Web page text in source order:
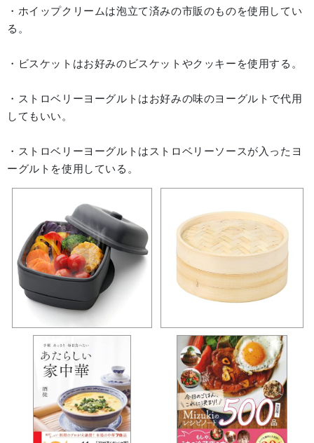
・ホイップクリームは泡立て済みの市販のものを使用してい
る。
・ビスケットはお好みのビスケットやクッキーを使用する。
・ストロベリーヨーグルトはお好みの味のヨーグルトで代用
してもいい。
・ストロベリーヨーグルトはストロベリーソースが入ったヨ